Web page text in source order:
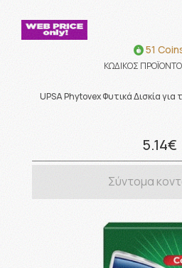
51
ΚΩΔΙΚΟΣ
UPSA Phytovex Φυτικά Δισκία για
5.14€
Σύντομα